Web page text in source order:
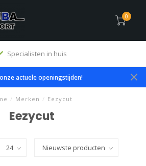
0
Specialisten in huis
actuele openingstijden!
/ Merken / Eezycut
Eezycut